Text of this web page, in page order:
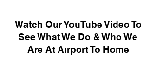
Watch Our YouTube Video To
See What We Do & Who We
Are At Airport To Home